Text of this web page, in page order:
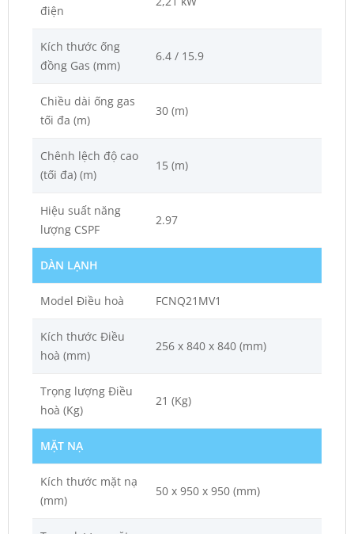
điện
Kích thước ống
đồng Gas (mm)
6.4 / 15.9
Chiều dài ống gas
tối đa (m)
30 (m)
Chênh lệch độ cao
(tối đa) (m)
15 (m)
Hiệu suất năng
lượng CSPF
2.97
DÀN LẠNH
Model Điều hoà FCNQ21MV1
Kích thước Điều
hoà (mm)
256 x 840 x 840 (mm)
Trọng lượng Điều
hoà (Kg)
21 (Kg)
MẶT NẠ
Kích thước mặt nạ
(mm)
50 x 950 x 950 (mm)